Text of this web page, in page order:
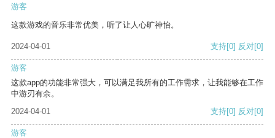
游客
这款游戏的音乐非常优美，听了让人心旷神怡。
2024-04-01 支持[0] 反对[0]
游客
这款app的功能非常强大，可以满足我所有的工作需求，让我能够在工作
中游刃有余。
2024-04-01
支持[0] 反对[0]
游客